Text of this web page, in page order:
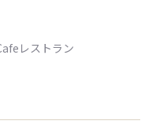
レストラン